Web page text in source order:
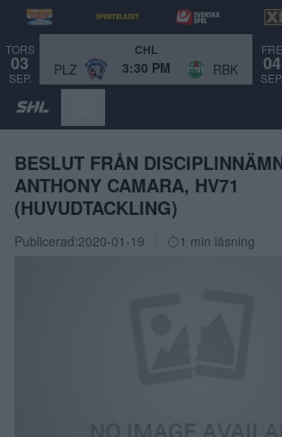
TORS
03
SEP.
CHL
PLZ 3:30 PM RBK
FRE
04
SEP.
BESLUT FRÅN
ANTHONY CAMARA, HV71
(HUVUDTACKLING)
Publicerad:2020-01-19 1 min läsning